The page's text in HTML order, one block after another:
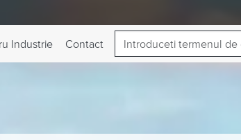
Industrie Contact Cautare